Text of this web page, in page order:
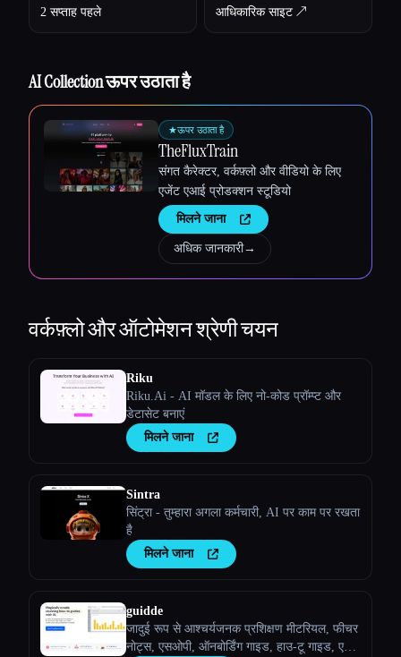
2 सप्ताह पहले आधिकारिक साइट ↗︎
AI Collection ऊपर उठाता है
★ऊपर उठाता है
TheFluxTrain
संगत कैरेक्टर, वर्कफ़्लो और वीडियो के लिए
एजेंट एआई प्रोडक्शन स्टूडियो
मिलने जाना
अधिक जानकारी→
वर्कफ़्लो और ऑटोमेशनश्रेणी चयन
Riku
Riku.Ai - AI मॉडल के लिए नो-कोड प्रॉम्प्ट और
डेटासेट बनाएं
मिलने जाना
Sintra
सिंट्रा - तुम्हारा अगला कर्मचारी, AI पर काम पर रखता
है
मिलने जाना
guidde
जादुई रूप से आश्चर्यजनक प्रशिक्षण मीटरियल, फीचर
नोट्स, एसओपी, ऑनबोर्डिंग गाइड, हाउ-टू गाइड, एआई